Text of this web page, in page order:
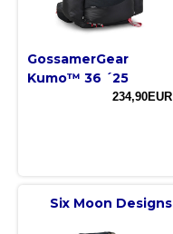
GossamerGear
Kumo™ 36 ´25
234,90EUR
Six Moon Designs